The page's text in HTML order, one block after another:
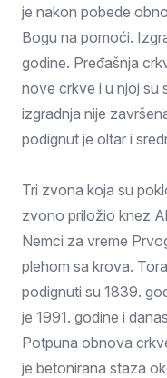
je nakon pobede
Bogu na pomoći.
godine. Pređašnja
nove crkve i u njoj su
izgradnja nije
podignut je oltar i
Tri zvona koja su
zvono priložio knez
Nemci za vreme
plehom sa krova.
podignuti su 1839.
je 1991. godine i
Potpuna obnova
je betonirana staza